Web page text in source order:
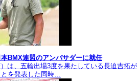
BMX連盟のアンバサダーに就任
は、五輪出場3度を果たしている長迫吉拓が
とを発表した同時…